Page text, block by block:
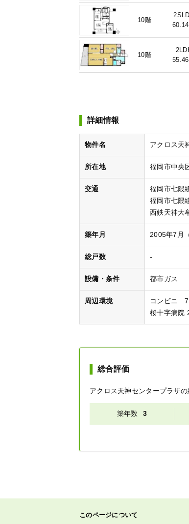
10階
10階
詳細情報
物件名 アクロス天
所在地 福岡市中央
交通
福岡市七隈
福岡市七隈
西鉄天神大
築年月 2005年7月
総戸数 -
設備・条件 都市ガス
周辺環境
コンビニ
桜十字病院
総合評価
アクロス天神センタープラザの
築年数 3
このページについて